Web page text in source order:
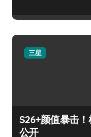
三星
S26+颜值暴击
公开